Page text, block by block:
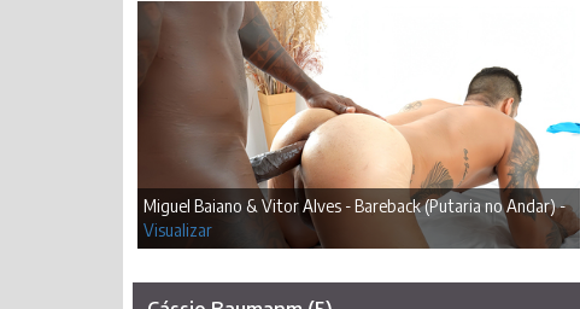
Miguel Baiano & Vitor Alves - Bareback (Putaria no Andar) -
Visualizar